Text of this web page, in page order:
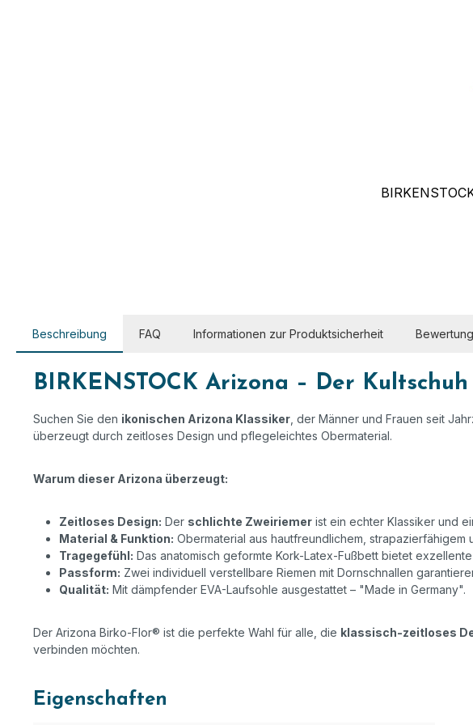
Beschreibung FAQ Informationen zur Produktsicherheit
BIRKENSTOCK Arizona – Der
Suchen Sie den ikonischen Arizona Klassiker , der Männer und Frauen seit
überzeugt durch zeitloses Design und pflegeleichtes Obermaterial.
Warum dieser Arizona überzeugt:
Zeitloses Design: Der schlichte Zweiriemer ist ein echter Klassiker und
Material & Funktion: Obermaterial aus hautfreundlichem,
Tragegefühl: Das anatomisch geformte Kork-Latex-Fußbett bietet
Passform: Zwei individuell verstellbare Riemen mit Dornschnallen
Qualität: Mit dämpfender EVA-Laufsohle ausgestattet – "Made in Germany".
Der Arizona Birko-Flor® ist die perfekte Wahl für alle, die klassisch-zeitloses
verbinden möchten.
Eigenschaften